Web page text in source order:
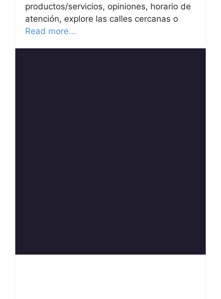
productos/servicios, opiniones, horario de
atención, explore las calles cercanas o
Read more...